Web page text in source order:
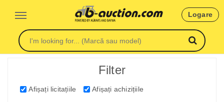
Logare
Filter
Afișați licitațiile Afișați achizițiile